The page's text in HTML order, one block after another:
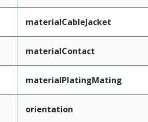
materialCableJacket
materialContact
materialPlatingMating
orientation